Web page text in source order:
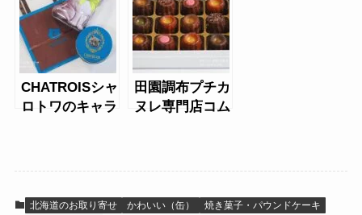
CHATROISシャ
ロトワのキャラ
田園調布プチカ
ヌレ専門店コム
北海道のお取り寄せ かわいい（缶）
焼き菓子・パウンドケーキ